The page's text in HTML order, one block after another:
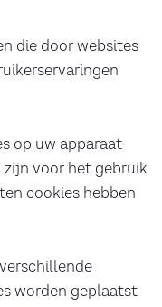
die door websites
op uw apparaat
voor het gebruik
cookies hebben
worden geplaatst